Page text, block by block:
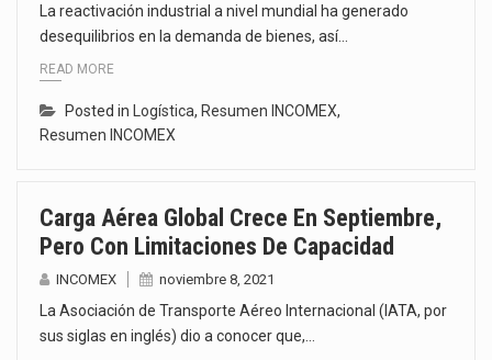
La reactivación industrial a nivel mundial ha generado
desequilibrios en la demanda de bienes, así…
READ MORE
Posted in Logística, Resumen INCOMEX,
Resumen INCOMEX
Carga Aérea Global Crece En Septiembre,
Pero Con Limitaciones De Capacidad
INCOMEX noviembre 8, 2021
La Asociación de Transporte Aéreo Internacional (IATA, por
sus siglas en inglés) dio a conocer que,…